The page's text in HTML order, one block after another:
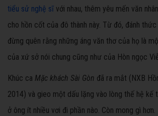
tiểu sử nghệ sĩ với nhau, thêm yêu mến văn
cho hồn cốt của đô thành này. Từ đó, đánh
đừng quên rằng những áng văn thơ của họ là
của xứ sở nói chung cũng như của Hòn ngọc
Khúc ca Mặc khách Sài Gòn đã ra mắt (NXB
2014) và gieo một dấu lặng vào lòng thế hệ kế
ở ông ít nhiều vơi đi phần nào. Còn mong gì hơn.